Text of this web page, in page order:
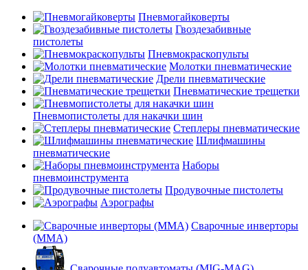
Пневмогайковерты
Гвоздезабивные
пистолеты
Пневмокраскопульты
Молотки пневматические
Дрели пневматические
Пневматические трещетки
Пневмопистолеты для накачки шин
Степлеры пневматические
Шлифмашины
пневматические
Наборы
пневмоинструмента
Продувочные пистолеты
Аэрографы
Сварочные инверторы
(MMA)